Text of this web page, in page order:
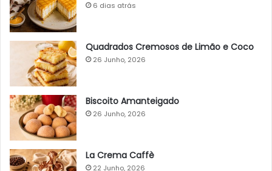
6 dias atrás
Quadrados Cremosos de Limão e Coco
26 Junho, 2026
Biscoito Amanteigado
26 Junho, 2026
La Crema Caffè
22 Junho, 2026